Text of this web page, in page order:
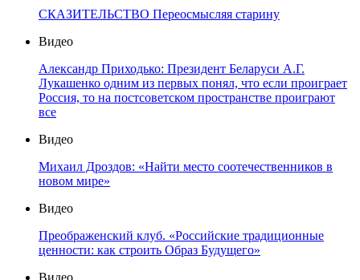
СКАЗИТЕЛЬСТВО Переосмысляя старину
Видео
Александр Приходько: Президент Беларуси А.Г.
Лукашенко одним из первых понял, что если проиграет
Россия, то на постсоветском пространстве проиграют
все
Видео
Михаил Дроздов: «Найти место соотечественников в
новом мире»
Видео
Преображенский клуб. «Российские традиционные
ценности: как строить Образ Будущего»